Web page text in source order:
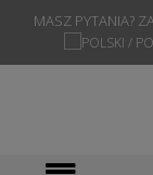
MASZ PYTANIA?